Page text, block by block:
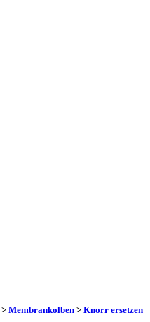
> Membrankolben > Knorr ersetzen